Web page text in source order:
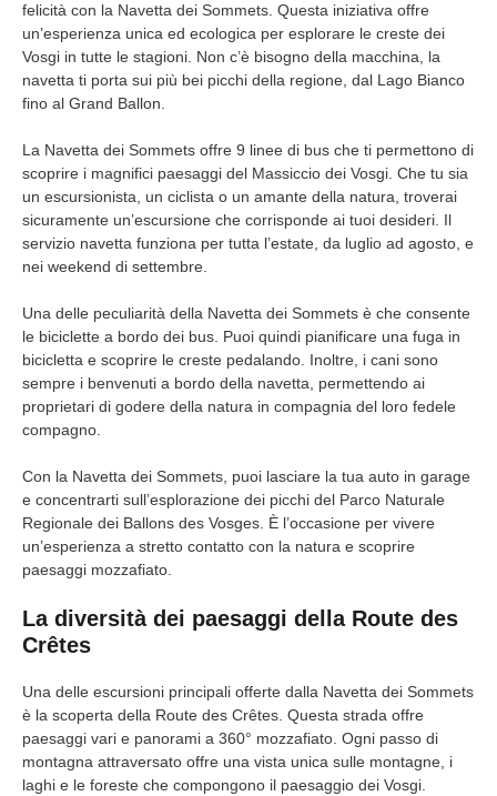
felicità con la Navetta dei Sommets. Questa iniziativa offre
un’esperienza unica ed ecologica per esplorare le creste dei
Vosgi in tutte le stagioni. Non c’è bisogno della macchina, la
navetta ti porta sui più bei picchi della regione, dal Lago Bianco
fino al Grand Ballon.
La Navetta dei Sommets offre 9 linee di bus che ti permettono di
scoprire i magnifici paesaggi del Massiccio dei Vosgi. Che tu sia
un escursionista, un ciclista o un amante della natura, troverai
sicuramente un’escursione che corrisponde ai tuoi desideri. Il
servizio navetta funziona per tutta l’estate, da luglio ad agosto, e
nei weekend di settembre.
Una delle peculiarità della Navetta dei Sommets è che consente
le biciclette a bordo dei bus. Puoi quindi pianificare una fuga in
bicicletta e scoprire le creste pedalando. Inoltre, i cani sono
sempre i benvenuti a bordo della navetta, permettendo ai
proprietari di godere della natura in compagnia del loro fedele
compagno.
Con la Navetta dei Sommets, puoi lasciare la tua auto in garage
e concentrarti sull’esplorazione dei picchi del Parco Naturale
Regionale dei Ballons des Vosges. È l’occasione per vivere
un’esperienza a stretto contatto con la natura e scoprire
paesaggi mozzafiato.
La diversità dei paesaggi della Route des
Crêtes
Una delle escursioni principali offerte dalla Navetta dei Sommets
è la scoperta della Route des Crêtes. Questa strada offre
paesaggi vari e panorami a 360° mozzafiato. Ogni passo di
montagna attraversato offre una vista unica sulle montagne, i
laghi e le foreste che compongono il paesaggio dei Vosgi.